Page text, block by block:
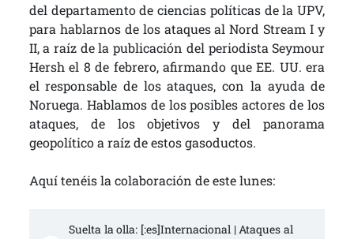
del departamento de ciencias políticas de la UPV,
para hablarnos de los ataques al Nord Stream I y
II, a raíz de la publicación del periodista Seymour
Hersh el 8 de febrero, afirmando que EE. UU. era
el responsable de los ataques, con la ayuda de
Noruega. Hablamos de los posibles actores de los
ataques, de los objetivos y del panorama
geopolítico a raíz de estos gasoductos.
Aquí tenéis la colaboración de este lunes:
Suelta la olla: [:es]Internacional | Ataques al